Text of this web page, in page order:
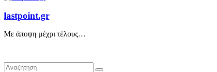
lastpoint.gr
Με άποψη μέχρι τέλους…